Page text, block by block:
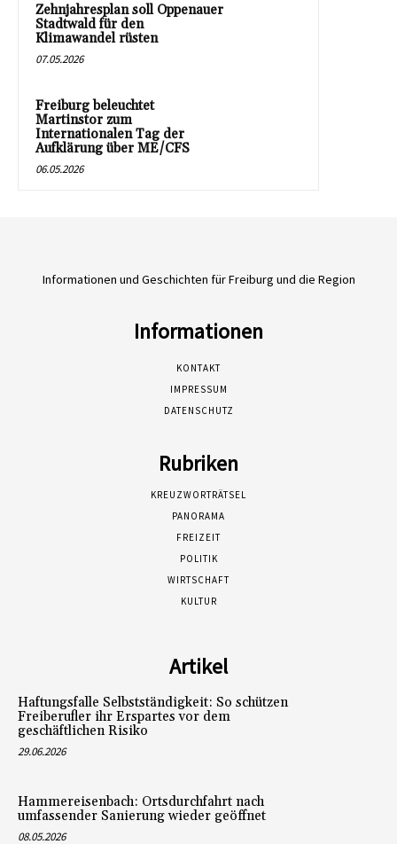
Zehnjahresplan soll Oppenauer
Stadtwald für den
Klimawandel rüsten
07.05.2026
Freiburg beleuchtet
Martinstor zum
Internationalen Tag der
Aufklärung über ME/CFS
06.05.2026
Informationen und Geschichten für Freiburg und die Region
Informationen
KONTAKT
IMPRESSUM
DATENSCHUTZ
Rubriken
KREUZWORTRÄTSEL
PANORAMA
FREIZEIT
POLITIK
WIRTSCHAFT
KULTUR
Artikel
Haftungsfalle Selbstständigkeit: So schützen
Freiberufler ihr Erspartes vor dem
geschäftlichen Risiko
29.06.2026
Hammereisenbach: Ortsdurchfahrt nach
umfassender Sanierung wieder geöffnet
08.05.2026